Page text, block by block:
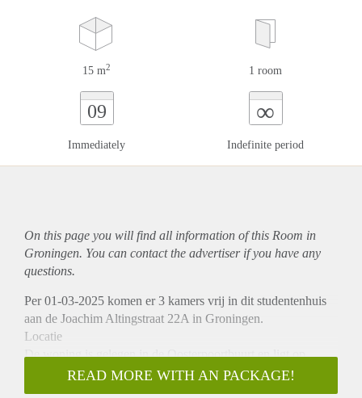
15 m2 1 room
09
Immediately
∞
Indefinite period
On this page you will find all information of this Room in
Groningen. You can contact the advertiser if you have any
questions.
Per 01-03-2025 komen er 3 kamers vrij in dit studentenhuis
aan de Joachim Altingstraat 22A in Groningen.
Locatie
De woning is gelegen in de Oosterpoortbuurt en ligt op
ongeveer 5 minuten fietsen van het centrum van Groningen.
Het Hoofdstation van Groningen is op enkele minuten
READ MORE WITH AN PACKAGE!